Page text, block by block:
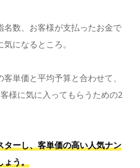
数、お客様が支払ったお金で
になるところ。
単価と平均予算と合わせて、
様に気に入ってもらうための2
ーし、客単価の高い人気ナン
ょう。